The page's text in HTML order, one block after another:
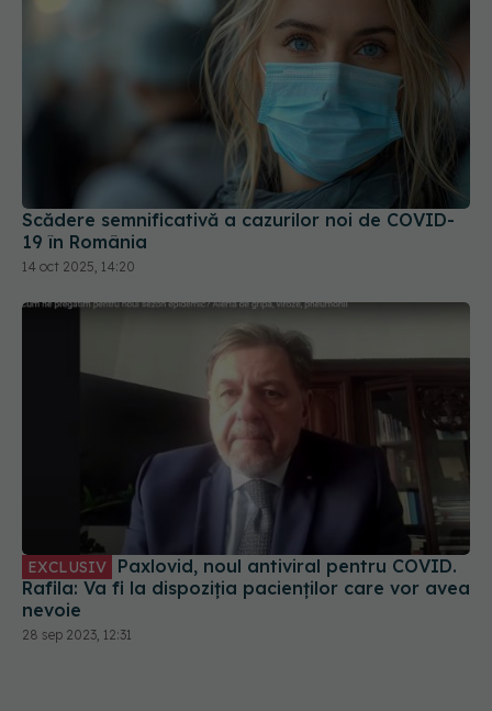
Scădere semnificativă a cazurilor noi de COVID-
19 în România
14 oct 2025, 14:20
EXCLUSIV
Rafila: Va fi la dispoziția pacienților care vor avea
nevoie
28 sep 2023, 12:31